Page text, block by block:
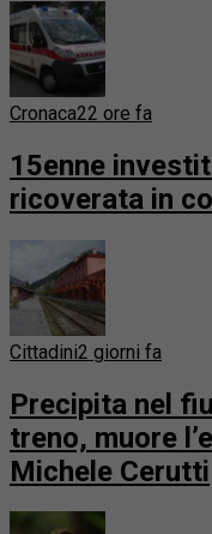
Cronaca22 ore fa
15enne
ricoverata in
Cittadini2 giorni fa
Precipita nel
treno, muore
Michele Cerutti